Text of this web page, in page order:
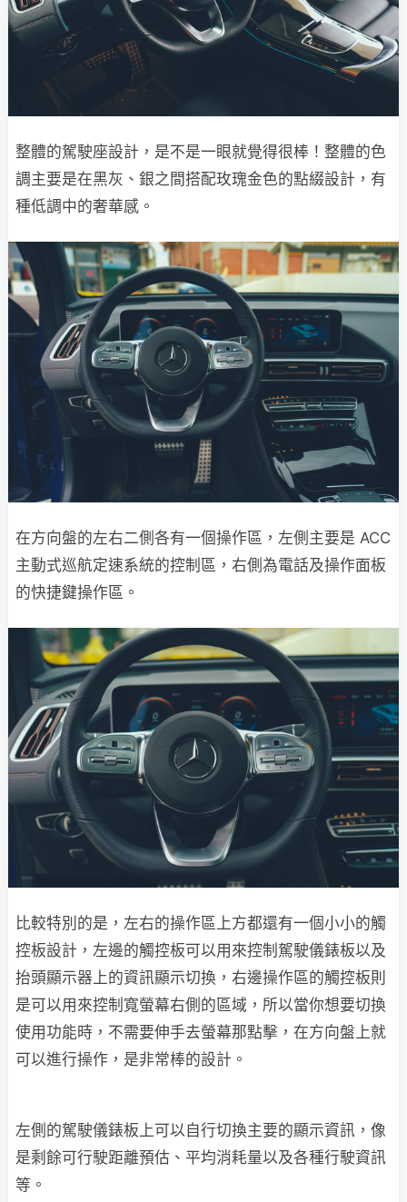
整體的駕駛座設計，是不是一眼就覺得很棒！整體的色
調主要是在黑灰、銀之間搭配玫瑰金色的點綴設計，有
種低調中的奢華感。
在方向盤的左右二側各有一個操作區，左側主要是 ACC
主動式巡航定速系統的控制區，右側為電話及操作面板
的快捷鍵操作區。
比較特別的是，左右的操作區上方都還有一個小小的觸
控板設計，左邊的觸控板可以用來控制駕駛儀錶板以及
抬頭顯示器上的資訊顯示切換，右邊操作區的觸控板則
是可以用來控制寬螢幕右側的區域，所以當你想要切換
使用功能時，不需要伸手去螢幕那點擊，在方向盤上就
可以進行操作，是非常棒的設計。
左側的駕駛儀錶板上可以自行切換主要的顯示資訊，像
是剩餘可行駛距離預估、平均消耗量以及各種行駛資訊
等。